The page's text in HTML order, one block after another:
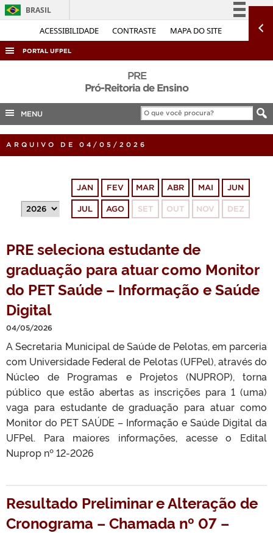
ACESSIBILIDADE CONTRASTE MAPA DO SITE
BRASIL
Simplifique!
Acesso à informação
Legislação
Canais
PORTAL UFPEL
COBALTO
CONCURSOS
PORTARIAS
PRE
Pró-Reitoria de Ensino
MENU
ARQUIVO DE 04/05/2026
JAN FEV MAR ABR MAI JUN
JUL AGO SET OUT NOV DEZ
PRE seleciona estudante de
graduação para atuar como Monitor
do PET Saúde – Informação e Saúde
Digital
04/05/2026
A Secretaria Municipal de Saúde de Pelotas, em parceria
com Universidade Federal de Pelotas (UFPel), através do
Núcleo de Programas e Projetos (NUPROP), torna
público que estão abertas as inscrições para 1 (uma)
vaga para estudante de graduação para atuar como
Monitor do PET SAÚDE – Informação e Saúde Digital da
UFPel. Para maiores informações, acesse o Edital
Nuprop nº 12-2026
Resultado Preliminar e Alteração de
Cronograma – Chamada nº 07 –